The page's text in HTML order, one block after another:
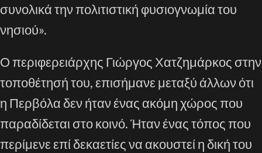
συνολικά την πολιτιστική φυσιογνωμία του
νησιού».
Ο περιφερειάρχης Γιώργος Χατζημάρκος στην
τοποθέτησή του, επισήμανε μεταξύ άλλων ότι
η Περβόλα δεν ήταν ένας ακόμη χώρος που
παραδίδεται στο κοινό. Ήταν ένας τόπος που
περίμενε επί δεκαετίες να ακουστεί η δική του